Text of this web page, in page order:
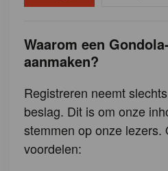
Waarom een
aanmaken?
Registreren neemt
beslag. Dit is om onze
stemmen op onze lezers.
voordelen: